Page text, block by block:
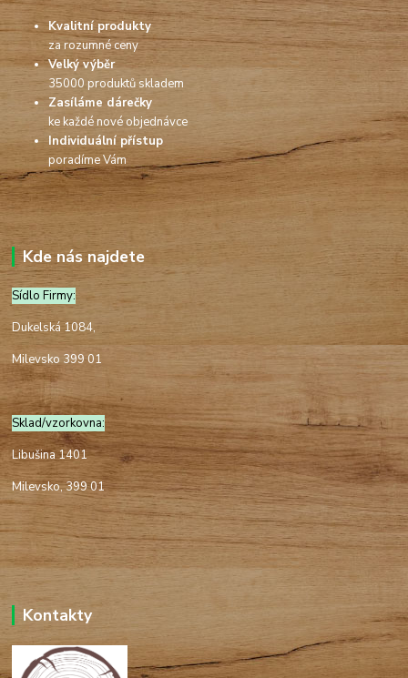
Kvalitní produkty
za rozumné ceny
Velký výběr
35000 produktů skladem
Zasíláme dárečky
ke každé nové objednávce
Individuální přístup
poradíme Vám
Kde nás najdete
Sídlo Firmy:
Dukelská 1084,
Milevsko 399 01
Sklad/vzorkovna:
Libušina 1401
Milevsko, 399 01
Kontakty